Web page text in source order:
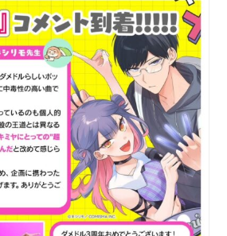
GOODS
終活商店(通販)
ガチャガチャ
CONTACT
REQUEST
公式ファンクラブ